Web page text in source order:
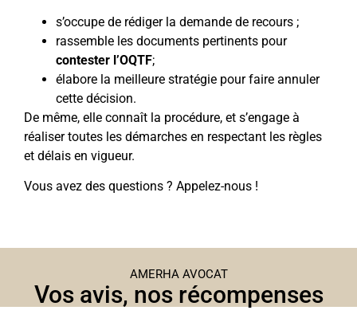
s’occupe de rédiger la demande de recours ;
rassemble les documents pertinents pour
contester l’OQTF;
élabore la meilleure stratégie pour faire annuler
cette décision.
De même, elle connaît la procédure, et s’engage à
réaliser toutes les démarches en respectant les règles
et délais en vigueur.
Vous avez des questions ? Appelez-nous !
AMERHA AVOCAT
Vos avis, nos récompenses